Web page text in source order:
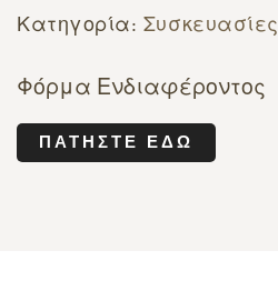
Κατηγορία: Συσκευασίες
Φόρμα Ενδιαφέροντος
ΠΑΤΉΣΤΕ ΕΔΏ